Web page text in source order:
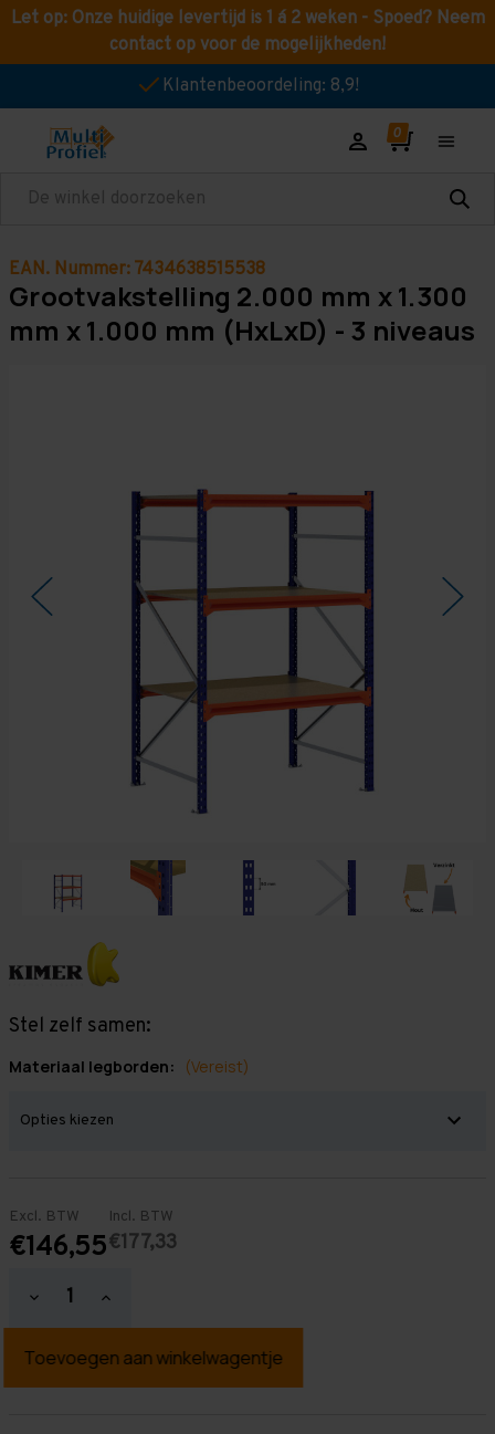
Let op: Onze huidige levertijd is 1 á 2 weken - Spoed? Neem
contact op voor de mogelijkheden!
Klantenbeoordeling: 8,9!
Zoeken
EAN. Nummer: 7434638515538
Grootvakstelling 2.000 mm x 1.300
mm x 1.000 mm (HxLxD) - 3 niveaus
Stel zelf samen:
Materiaal legborden: (Vereist)
Excl. BTW
€146,55
Incl. BTW
€177,33
Hoeveelheid
verlagen
Grootvakstelling
mm
Hoeveelheid
verhogen
Grootvakstelling
mm